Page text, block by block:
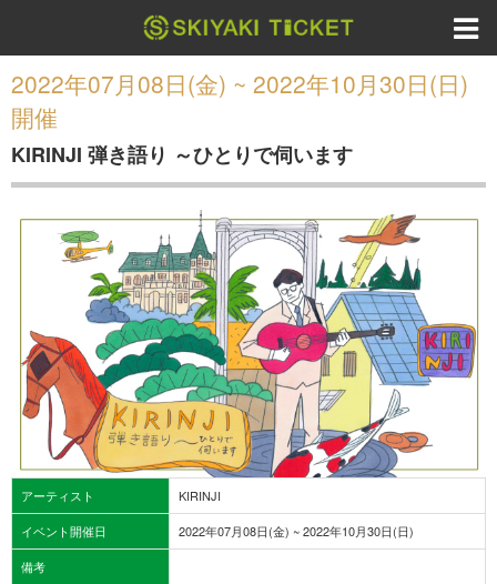
2022年07月08日(金) ~ 2022年10月30日(日)
開催
KIRINJI 弾き語り ～ひとりで伺います
アーティスト
KIRINJI
イベント開催日
2022年07月08日(金) ~ 2022年10月30日(日)
備考